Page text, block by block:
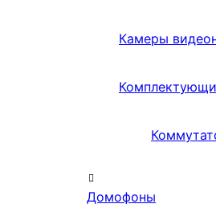
Камеры
Домофоны